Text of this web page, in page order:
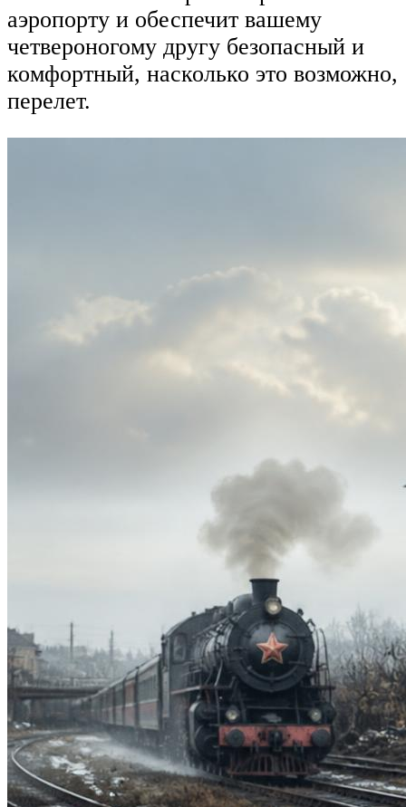
аэропорту и обеспечит вашему
четвероногому другу безопасный и
комфортный, насколько это возможно,
перелет.